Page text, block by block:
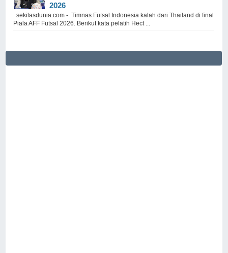
2026
sekilasdunia.com - Timnas Futsal Indonesia kalah dari Thailand di final
Piala AFF Futsal 2026. Berikut kata pelatih Hect ...